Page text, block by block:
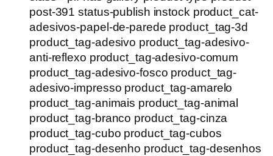
post-391 status-publish instock product_cat-
adesivos-papel-de-parede product_tag-3d
product_tag-adesivo product_tag-adesivo-
anti-reflexo product_tag-adesivo-comum
product_tag-adesivo-fosco product_tag-
adesivo-impresso product_tag-amarelo
product_tag-animais product_tag-animal
product_tag-branco product_tag-cinza
product_tag-cubo product_tag-cubos
product_tag-desenho product_tag-desenhos